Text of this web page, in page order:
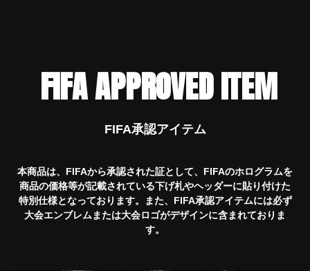
FIFA APPROVED ITEM
FIFA承認アイテム
本商品は、FIFAから承認された証として、FIFAのホログラムを
商品の価格等が記載されている下げ札やヘッダーに貼り付けた
特別仕様となっております。また、FIFA承認アイテムには必ず
大会エンブレムまたは大会ロゴがデザインに含まれておりま
す。